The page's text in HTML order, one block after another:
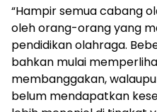
“Hampir semua cabang
oleh orang-orang yang
pendidikan olahraga.
bahkan mulai
membanggakan,
belum mendapatkan